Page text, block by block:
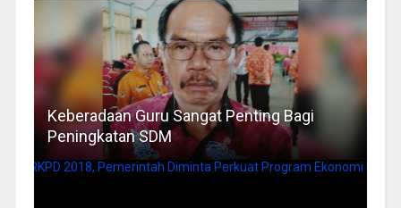
Keberadaan Guru Sangat Penting Bagi
Peningkatan SDM